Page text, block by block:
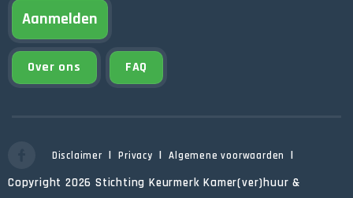
Aanmelden
Over ons FAQ
Disclaimer Privacy Algemene voorwaarden
Copyright 2026 Stichting Keurmerk Kamer(ver)huur &